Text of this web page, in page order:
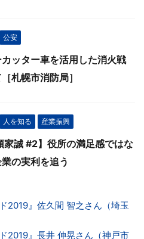
公安
ッター車を活用した消火戦
札幌市消防局］
人を知る 産業振興
家誠 #2】役所の満足感ではな
の実利を追う
2019』佐久間 智之さん（埼玉
2019』長井 伸晃さん（神戸市